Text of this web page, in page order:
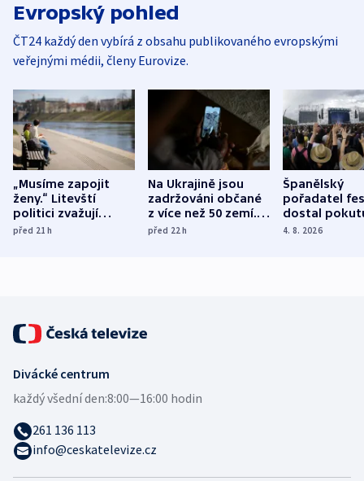
Evropský pohled
ČT24 každý den vybírá z obsahu publikovaného evropskými
veřejnými médii, členy Eurovize.
„Musíme zapojit
ženy.“ Litevští
politici zvažují
dohodu o
před 21h
Na Ukrajině jsou
zadržováni občané
z více než 50 zemí.
Bojovali na straně
před 22h
Španělský
pořadatel
dostal
nekalé
4. 8. 2026
Divácké centrum
každý všední den:8:00—16:00 hodin
261 136 113
info@ceskatelevize.cz